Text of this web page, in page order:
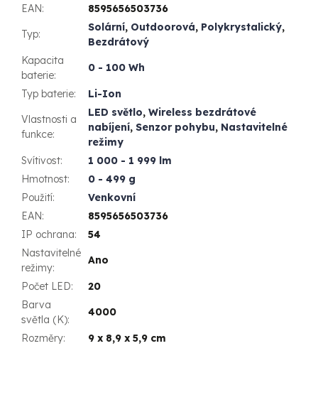
EAN:
8595656503736
Typ:
Solární, Outdoorová, Polykrystalický,
Bezdrátový
Kapacita
baterie:
0 - 100 Wh
Typ baterie:
Li-Ion
Vlastnosti a
funkce:
LED světlo, Wireless bezdrátové
nabíjení, Senzor pohybu, Nastavitelné
režimy
Svítivost:
1 000 - 1 999 lm
Hmotnost:
0 - 499 g
Použití:
Venkovní
EAN:
8595656503736
IP ochrana:
54
Nastavitelné
režimy:
Ano
Počet LED:
20
Barva
světla (K):
4000
Rozměry: 9 x 8,9 x 5,9 cm